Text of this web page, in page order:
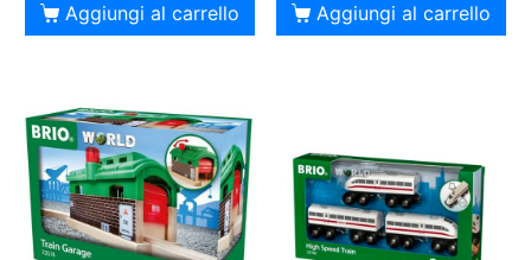
Aggiungi al carrello Aggiungi al carrello